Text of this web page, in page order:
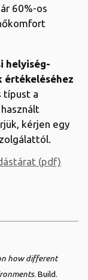
60%-os
helyiség-
értékeléséhez
típust a
kérjen egy
(pdf)
how different
. Build.